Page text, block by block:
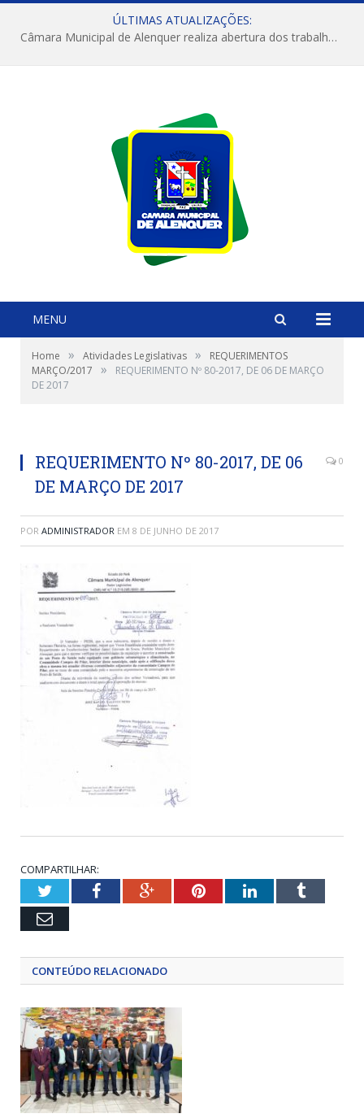
ÚLTIMAS ATUALIZAÇÕES:
Câmara Municipal de Alenquer realiza abertura dos trabalhos do 4º Período Legislativo
MENU
Home » Atividades Legislativas »
REQUERIMENTOS
MARÇO/2017
»
REQUERIMENTO Nº 80-2017, DE 06 DE MARÇO
DE 2017
REQUERIMENTO Nº 80-2017, DE 06
DE MARÇO DE 2017
0
POR ADMINISTRADOR EM 8 DE JUNHO DE 2017
COMPARTILHAR:
TwitterFacebookGoogle+PinterestLinkedInTumblr
Email
CONTEÚDO RELACIONADO